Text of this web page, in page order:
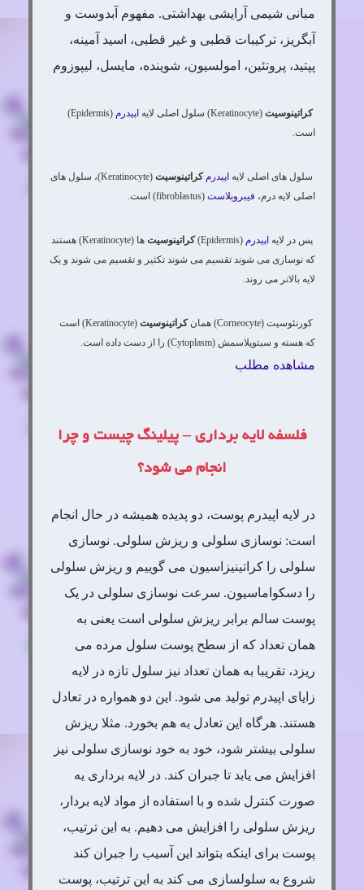
مبانی شیمی آرایشی بهداشتی. مفهوم آبدوست و
آبگریز، ترکیبات قطبی و غیر قطبی، اسید آمینه،
پپتید، پروتئین، امولسیون، شوینده، مایسل، لیپوزوم
کراتینوسیت (Keratinocyte) سلول اصلی لایه اپیدرم
(Epidermis)
است.
سلول های اصلی لایه اپیدرم کراتینوسیت
(Keratinocyte)، سلول های
اصلی لایه درم، فیبروبلاست (fibroblastus) است.
پس در لایه اپیدرم (Epidermis) کراتینوسیت
ها (Keratinocyte) هستند
که نوسازی می شوند تقسیم می شوند تکثیر و تقسیم می شوند و یک
لایه بالاتر می روند.
کورنئوسیت (Corneocyte) همان کراتینوسیت
(Keratinocyte) است
که هسته و سیتوپلاسمش (Cytoplasm) را از دست داده است.
مشاهده مطلب
فلسفه لایه برداری – پیلینگ چیست و چرا
انجام می شود؟
در لایه اپیدرم پوست، دو پدیده همیشه در حال انجام
است: نوسازی سلولی و ریزش سلولی. نوسازی
سلولی را کراتینیزاسیون می گوییم و ریزش سلولی
را دسکواماسیون. سرعت نوسازی سلولی در یک
پوست سالم برابر ریزش سلولی است یعنی به
همان تعداد که از سطح پوست سلول مرده می
ریزد، تقریبا به همان تعداد نیز سلول تازه در لایه
زایای اپیدرم تولید می شود. این دو همواره در تعادل
هستند. هرگاه این تعادل به هم بخورد. مثلا ریزش
سلولی بیشتر شود، خود به خود نوسازی سلولی نیز
افزایش می یابد تا جبران کند. در لایه برداری یه
صورت کنترل شده و با استفاده از مواد لایه بردار،
ریزش سلولی را افزایش می دهیم. به این ترتیب،
پوست برای اینکه بتواند این آسیب را جبران کند
شروع به سلولسازی می کند به این ترتیب، پوست